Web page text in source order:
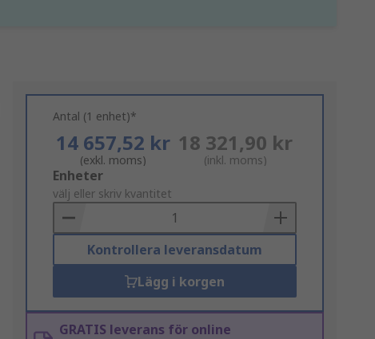
Antal (1 enhet)*
14 657,52 kr
(exkl. moms)
18 321,90 kr
(inkl. moms)
Add
to
Basket
Enheter
välj eller skriv kvantitet
Kontrollera leveransdatum
Lägg i korgen
GRATIS leverans för online